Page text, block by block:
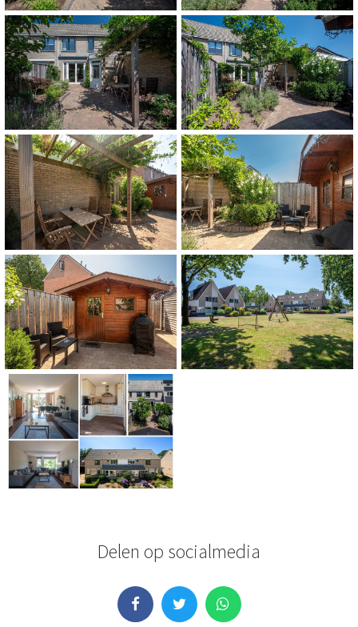
Delen op socialmedia
Whatsapp